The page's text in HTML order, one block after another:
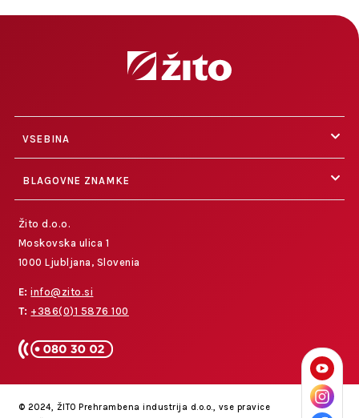
VSEBINA
BLAGOVNE ZNAMKE
Žito d.o.o.
Moskovska ulica 1
1000 Ljubljana, Slovenia
E: info@zito.si
T: +386(0)1 5876 100
© 2024, ŽITO Prehrambena industrija d.o.o., vse pravice